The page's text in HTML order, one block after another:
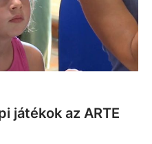
játékok az ARTE